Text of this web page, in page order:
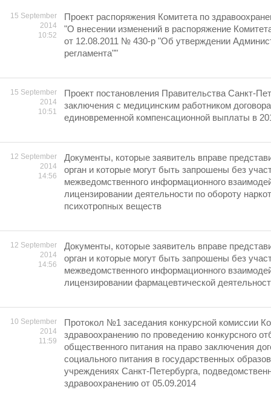
15 September
2014
10:52
Проект распоряжения Комитета по
"О внесении изменений в распоряжение
от 12.08.2011 № 430-р "Об утверждении
регламента""
15 September
2014
10:51
Проект постановления Правительства Санкт-
заключения с медицинским работником
единовременной компенсационной выплаты в
12 September
2014
14:56
Документы, которые заявитель вправе
орган и которые могут быть запрошены без
межведомственного информационного
лицензировании деятельности по обороту
психотропных веществ
12 September
2014
14:56
Документы, которые заявитель вправе
орган и которые могут быть запрошены без
межведомственного информационного
лицензировании фармацевтической
10 September
2014
11:59
Протокол №1 заседания конкурсной комиссии
здравоохранению по проведению конкурсного
общественного питания на право заключения
социального питания в государственных
учреждениях Санкт-Петербурга,
здравоохранению oт 05.09.2014